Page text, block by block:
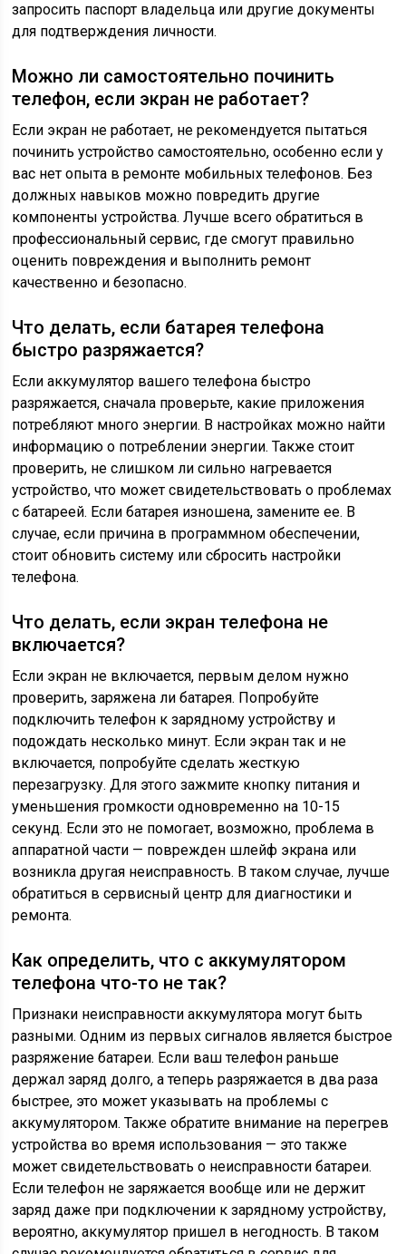
запросить паспорт владельца или другие документы
для подтверждения личности.
Можно ли самостоятельно починить
телефон, если экран не работает?
Если экран не работает, не рекомендуется пытаться
починить устройство самостоятельно, особенно если у
вас нет опыта в ремонте мобильных телефонов. Без
должных навыков можно повредить другие
компоненты устройства. Лучше всего обратиться в
профессиональный сервис, где смогут правильно
оценить повреждения и выполнить ремонт
качественно и безопасно.
Что делать, если батарея телефона
быстро разряжается?
Если аккумулятор вашего телефона быстро
разряжается, сначала проверьте, какие приложения
потребляют много энергии. В настройках можно найти
информацию о потреблении энергии. Также стоит
проверить, не слишком ли сильно нагревается
устройство, что может свидетельствовать о проблемах
с батареей. Если батарея изношена, замените ее. В
случае, если причина в программном обеспечении,
стоит обновить систему или сбросить настройки
телефона.
Что делать, если экран телефона не
включается?
Если экран не включается, первым делом нужно
проверить, заряжена ли батарея. Попробуйте
подключить телефон к зарядному устройству и
подождать несколько минут. Если экран так и не
включается, попробуйте сделать жесткую
перезагрузку. Для этого зажмите кнопку питания и
уменьшения громкости одновременно на 10-15
секунд. Если это не помогает, возможно, проблема в
аппаратной части — поврежден шлейф экрана или
возникла другая неисправность. В таком случае, лучше
обратиться в сервисный центр для диагностики и
ремонта.
Как определить, что с аккумулятором
телефона что-то не так?
Признаки неисправности аккумулятора могут быть
разными. Одним из первых сигналов является быстрое
разряжение батареи. Если ваш телефон раньше
держал заряд долго, а теперь разряжается в два раза
быстрее, это может указывать на проблемы с
аккумулятором. Также обратите внимание на перегрев
устройства во время использования — это также
может свидетельствовать о неисправности батареи.
Если телефон не заряжается вообще или не держит
заряд даже при подключении к зарядному устройству,
вероятно, аккумулятор пришел в негодность. В таком